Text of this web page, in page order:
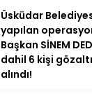
Üsküdar
yapılan
Başkan SİNEM
dahil 6 kişi
alındı!